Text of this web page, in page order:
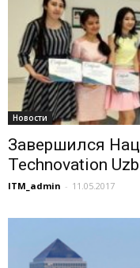
Новости
Завершился
Technovation
ITM_admin - 11.05.2017